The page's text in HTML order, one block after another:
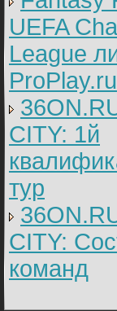
UEFA
League
ProPlay.ru
CITY: 1й
тур
CITY:
команд